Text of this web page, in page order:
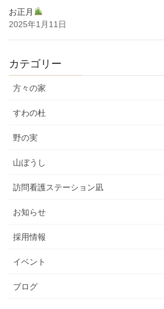
お正月
2025年1月11日
カテゴリー
方々の家
すわの杜
野の実
山ぼうし
訪問看護ステーション凪
お知らせ
採用情報
イベント
ブログ